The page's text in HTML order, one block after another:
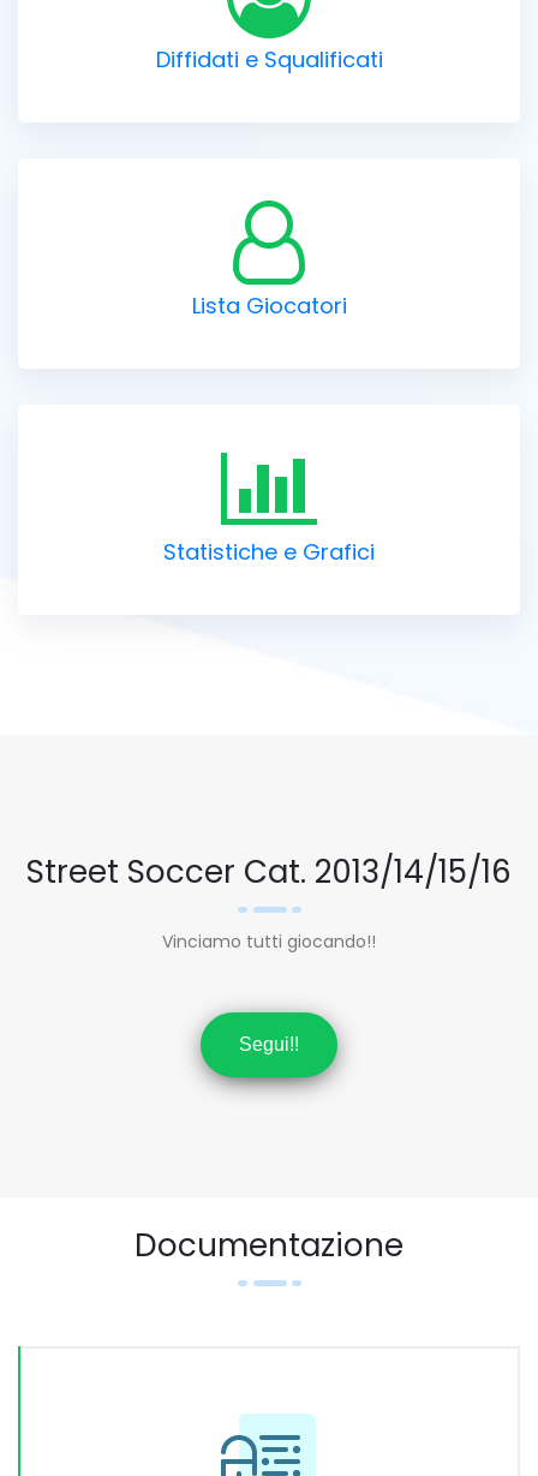
Diffidati e Squalificati
Lista Giocatori
Statistiche e Grafici
Street Soccer Cat. 2013/14/15/16
Vinciamo tutti giocando!!
Segui!!
Documentazione